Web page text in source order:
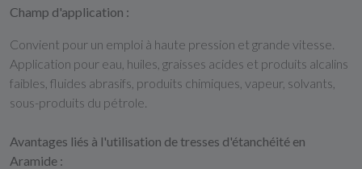
Champ d'application :
Convient pour un emploi à haute pression et grande vitesse.
Application pour eau, huiles, graisses acides et produits alcalins
faibles, fluides abrasifs, produits chimiques, vapeur, solvants,
sous-produits du pétrole.
Avantages liés à l'utilisation de tresses d'étanchéité en
Aramide :